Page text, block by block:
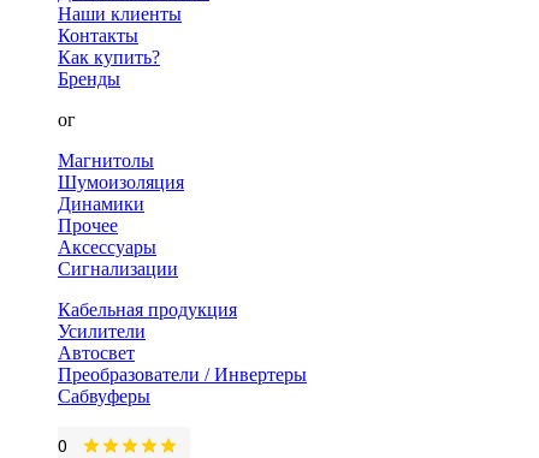
Наши клиенты
Контакты
Как купить?
Бренды
Каталог
Магнитолы
Шумоизоляция
Динамики
Прочее
Аксессуары
Сигнализации
Кабельная продукция
Усилители
Автосвет
Преобразователи / Инвертеры
Сабвуферы